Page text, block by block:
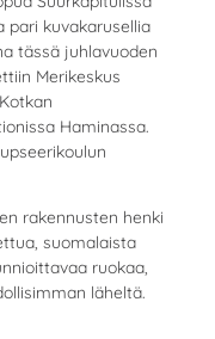
pari kuvakarusellia
tässä juhlavuoden
Merikeskus
Haminassa.
rakennusten henki
suomalaista
ruokaa,
läheltä.